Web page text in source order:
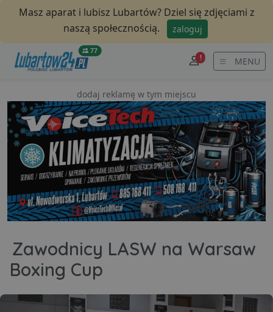
Masz aparat i lubisz Lubartów? Dziel się zdjęciami z
naszą społecznością.
zaloguj
77
! MENU
dodaj reklamę w tym miejscu
Zawodnicy LASW na Warsaw
Boxing Cup